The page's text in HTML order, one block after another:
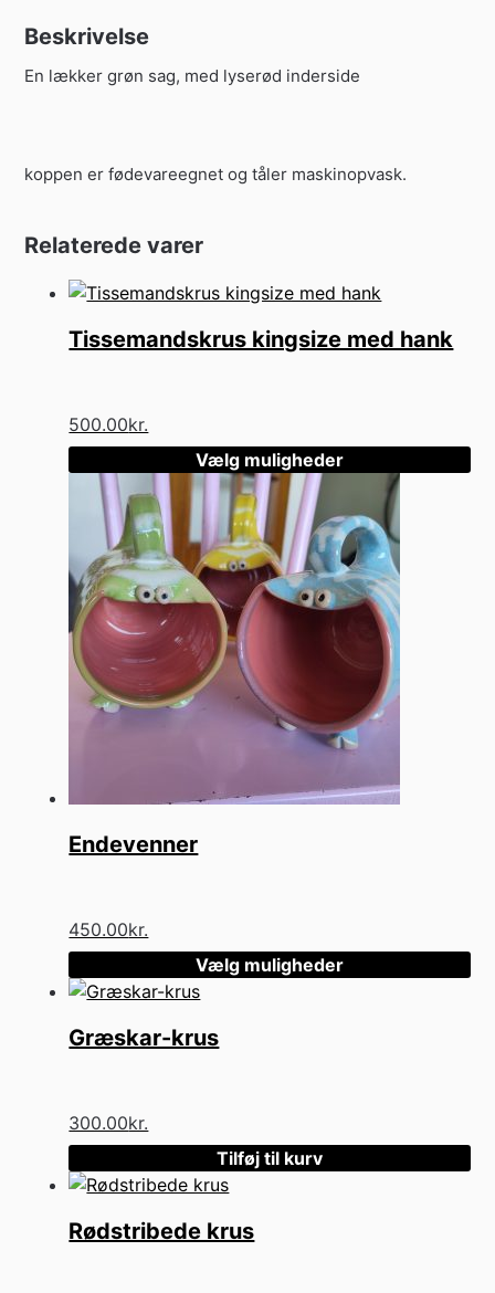
Beskrivelse
En lækker grøn sag, med lyserød inderside
koppen er fødevareegnet og tåler maskinopvask.
Relaterede varer
Tissemandskrus kingsize med hank
500.00kr.
Vælg muligheder
Dette
vare
flere
varianter.
Mulighederne
kan
vælges
på
varesiden
Endevenner
450.00kr.
Vælg muligheder
Dette
har
Mulighederne
kan
vælges
varesiden
Græskar-krus
300.00kr.
Tilføj til kurv
Rødstribede krus